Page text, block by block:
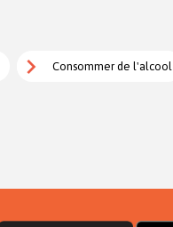
Consommer de l'alcool